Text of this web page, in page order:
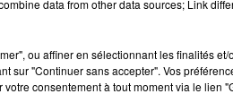
data from other data sources; Link
ou affiner en sélectionnant les finalités
sur "Continuer sans accepter". Vos
consentement à tout moment via le lien